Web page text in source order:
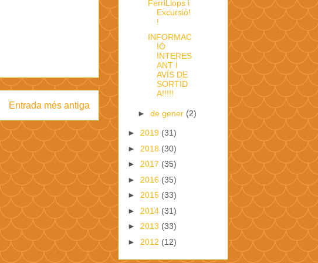
Entrada més antiga
FerriLlops i
Excursió!
!
INFORMAC
IÓ
INTERES
ANT I
AVÍS DE
SORTID
A!!!!!
► de gener (2)
► 2019 (31)
► 2018 (30)
► 2017 (35)
► 2016 (35)
► 2015 (33)
► 2014 (31)
► 2013 (33)
► 2012 (12)